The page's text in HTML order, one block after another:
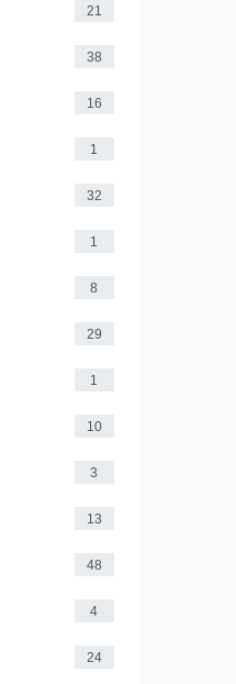
21
38
16
1
32
1
8
29
1
10
3
13
48
4
24